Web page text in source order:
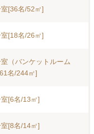
[36名/52㎡]
[18名/26㎡]
（バンケットルーム
名/244㎡]
[6名/13㎡]
[8名/14㎡]